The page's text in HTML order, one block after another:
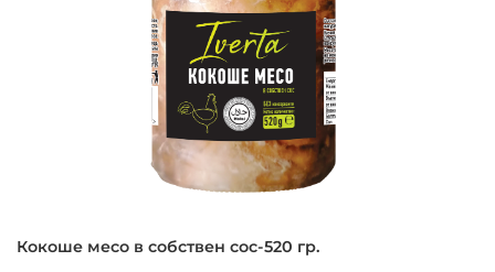
Кокоше месо в собствен сос-520 гр.